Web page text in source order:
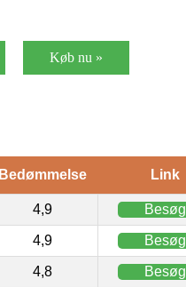
Køb nu »
Bedømmelse Link
4,9 Besøg
4,9 Besøg
4,8 Besøg